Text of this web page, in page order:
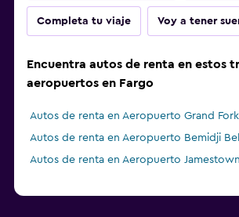
Completa tu viaje Voy a tener
Encuentra autos de renta en estos
aeropuertos en Fargo
Autos de renta en Aeropuerto Grand
Autos de renta en Aeropuerto Bemidji
Autos de renta en Aeropuerto Jamestown